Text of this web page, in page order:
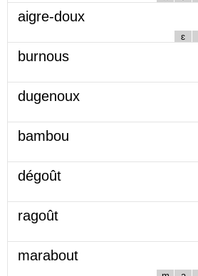
aigre-doux
ɛ
burnous
dugenoux
bambou
dégoût
ragoût
marabout